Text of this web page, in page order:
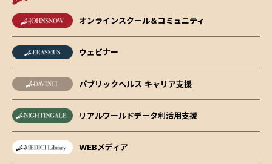
オンラインスクール＆コミュニティ
ウェビナー
パブリックヘルス キャリア支援
リアルワールドデータ利活用支援
WEBメディア